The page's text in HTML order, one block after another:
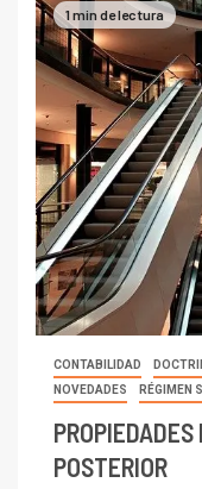
1 min de lectura
CONTABILIDAD
NOVEDADES
RÉGIMEN
POSTERIOR